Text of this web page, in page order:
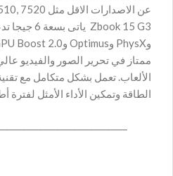
ممتاز في تحرير الصور والفيديو
الطاقة وتمكين الأداء الأمثل لفترة